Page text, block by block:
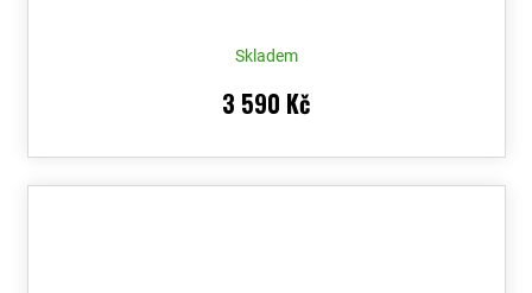
Skladem
3 590 Kč